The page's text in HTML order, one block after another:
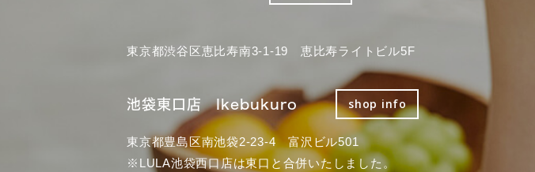
東京都渋谷区恵比寿南3-1-19 恵比寿ライトビル5F
池袋東口店 Ikebukuro shop info
東京都豊島区南池袋2-23-4 富沢ビル501
※LULA池袋西口店は東口と合併いたしました。